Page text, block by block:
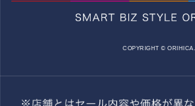
COPYRIGHT © ORIHICA.